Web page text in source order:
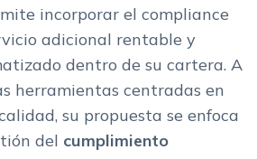
incorporar el compliance
adicional rentable y
dentro de su cartera. A
herramientas centradas en
su propuesta se enfoca
del cumplimiento